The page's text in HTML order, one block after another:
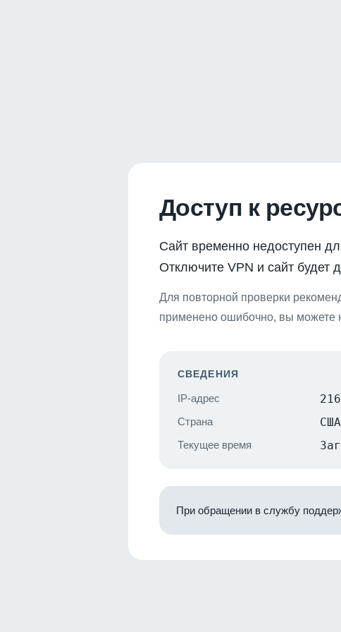
Доступ к
Сайт временно недоступен
Отключите VPN и сайт будет
Для повторной проверки
применено ошибочно, вы можете
СВЕДЕНИЯ
IP-адрес
Страна
Текущее время
При обращении в службу